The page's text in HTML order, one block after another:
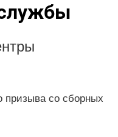
призыва со сборных